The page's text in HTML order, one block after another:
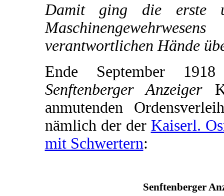
Damit ging die erste
verantwortlichen Hände
Ende September
Senftenberger Anzeiger
anmutenden
nämlich der der Kaiserl.
mit Schwertern:
Senftenberger